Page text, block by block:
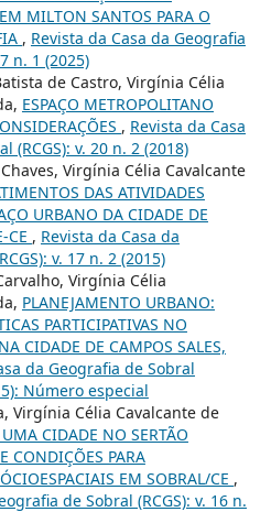
MILTON SANTOS PARA O
, Revista da Casa da Geografia
n. 1 (2025)
de Castro, Virgínia Célia
ESPAÇO METROPOLITANO
, Revista da Casa
(RCGS): v. 20 n. 2 (2018)
Virgínia Célia Cavalcante
DAS ATIVIDADES
URBANO DA CIDADE DE
CE , Revista da Casa da
v. 17 n. 2 (2015)
Virgínia Célia
PLANEJAMENTO URBANO:
PARTICIPATIVAS NO
CIDADE DE CAMPOS SALES,
da Geografia de Sobral
Número especial
Virgínia Célia Cavalcante de
UMA CIDADE NO SERTÃO
CONDIÇÕES PARA
EM SOBRAL/CE ,
de Sobral (RCGS): v. 16 n.